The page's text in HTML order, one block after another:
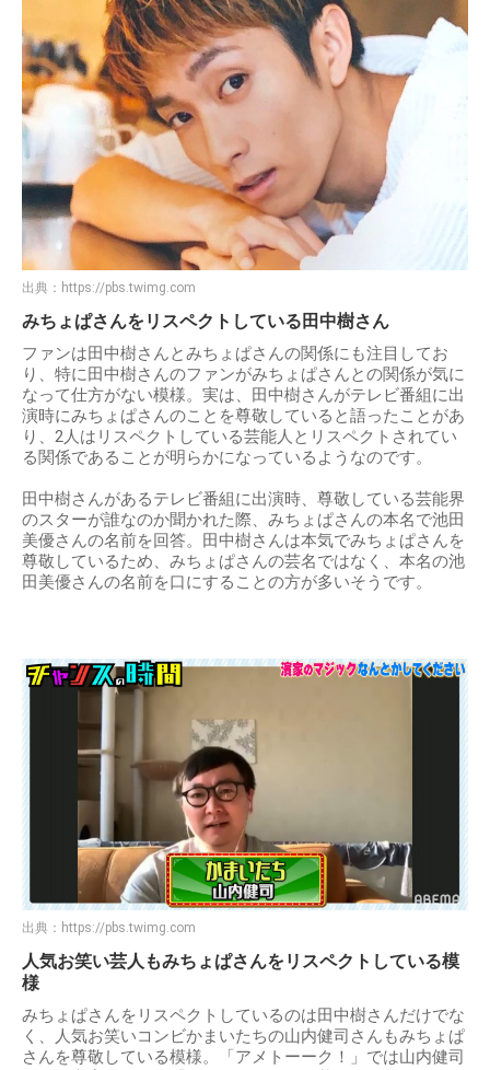
出典： https://pbs.twimg.com
みちょぱさんをリスペクトしている田中樹さん
ファンは田中樹さんとみちょぱさんの関係にも注目してお
り、特に田中樹さんのファンがみちょぱさんとの関係が気に
なって仕方がない模様。実は、田中樹さんがテレビ番組に出
演時にみちょぱさんのことを尊敬していると語ったことがあ
り、2人はリスペクトしている芸能人とリスペクトされてい
る関係であることが明らかになっているようなのです。
田中樹さんがあるテレビ番組に出演時、尊敬している芸能界
のスターが誰なのか聞かれた際、みちょぱさんの本名で池田
美優さんの名前を回答。田中樹さんは本気でみちょぱさんを
尊敬しているため、みちょぱさんの芸名ではなく、本名の池
田美優さんの名前を口にすることの方が多いそうです。
出典： https://pbs.twimg.com
人気お笑い芸人もみちょぱさんをリスペクトしている模
様
みちょぱさんをリスペクトしているのは田中樹さんだけでな
く、人気お笑いコンビかまいたちの山内健司さんもみちょぱ
さんを尊敬している模様。「アメトーーク！」では山内健司